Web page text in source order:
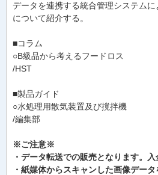
データを連携する統合管理システム
について紹介する。
■コラム
○B級品から考えるフードロス
/HST
■製品ガイド
○水処理用散気装置及び撹拌機
/編集部
※ご注意※
・データ転送での販売となります。
・紙媒体からスキャンした画像デー